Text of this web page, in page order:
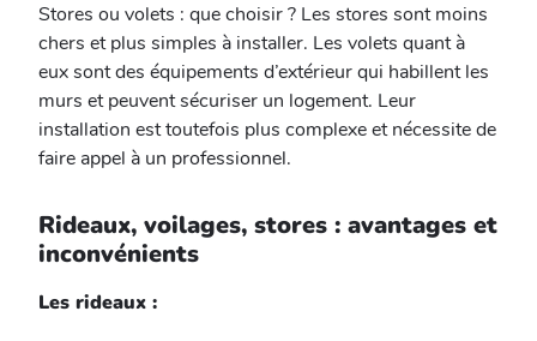
Stores ou volets : que choisir ? Les stores sont moins
chers et plus simples à installer. Les volets quant à
eux sont des équipements d’extérieur qui habillent les
murs et peuvent sécuriser un logement. Leur
installation est toutefois plus complexe et nécessite de
faire appel à un professionnel.
Rideaux, voilages, stores : avantages et
inconvénients
Les rideaux :